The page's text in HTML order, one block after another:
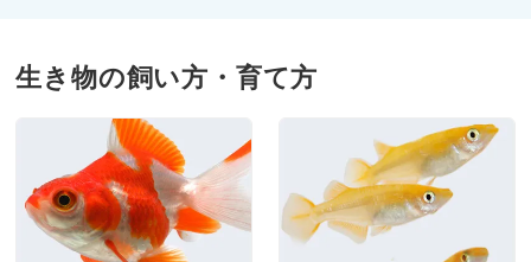
生き物の飼い方・育て方